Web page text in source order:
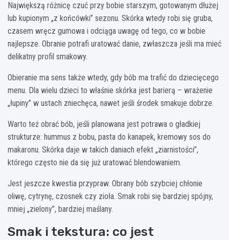
Największą różnicę czuć przy bobie starszym, gotowanym dłużej
lub kupionym „z końcówki” sezonu. Skórka wtedy robi się gruba,
czasem wręcz gumowa i odciąga uwagę od tego, co w bobie
najlepsze. Obranie potrafi uratować danie, zwłaszcza jeśli ma mieć
delikatny profil smakowy.
Obieranie ma sens także wtedy, gdy bób ma trafić do dziecięcego
menu. Dla wielu dzieci to właśnie skórka jest barierą – wrażenie
„łupiny” w ustach zniechęca, nawet jeśli środek smakuje dobrze.
Warto też obrać bób, jeśli planowana jest potrawa o gładkiej
strukturze: hummus z bobu, pasta do kanapek, kremowy sos do
makaronu. Skórka daje w takich daniach efekt „ziarnistości”,
którego często nie da się już uratować blendowaniem.
Jest jeszcze kwestia przypraw. Obrany bób szybciej chłonie
oliwę, cytrynę, czosnek czy zioła. Smak robi się bardziej spójny,
mniej „zielony”, bardziej maślany.
Smak i tekstura: co jest